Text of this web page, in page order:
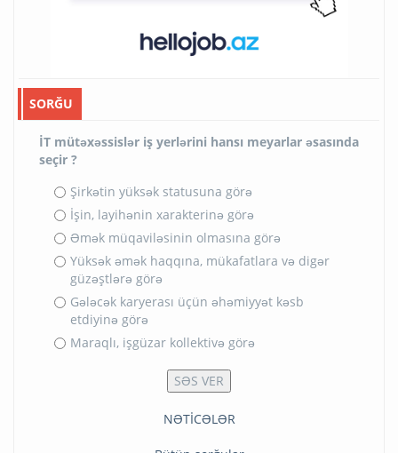
SORĞU
İT mütəxəssislər iş yerlərini hansı meyarlar əsasında
seçir ?
Şirkətin yüksək statusuna görə
İşin, layihənin xarakterinə görə
Əmək müqaviləsinin olmasına görə
Yüksək əmək haqqına, mükafatlara və digər
güzəştlərə görə
Gələcək karyerası üçün əhəmiyyət kəsb
etdiyinə görə
Maraqlı, işgüzar kollektivə görə
NƏTİCƏLƏR